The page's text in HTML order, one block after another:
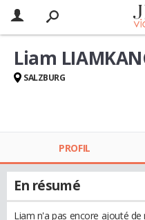
Liam
SALZBURG
PROFIL
En résumé
Liam n'a pas encore ajouté de